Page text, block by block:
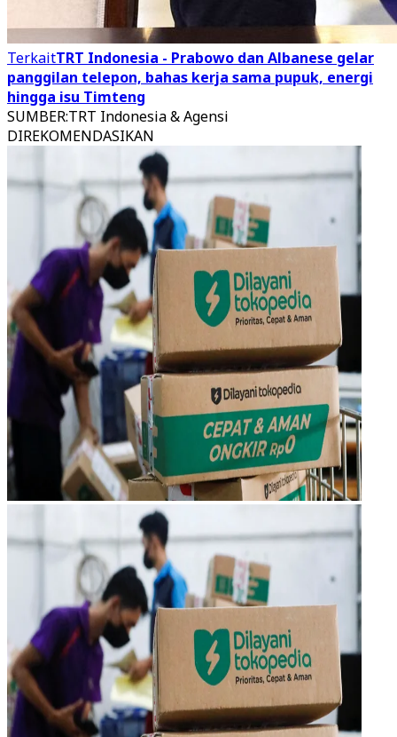
TerkaitTRT Indonesia - Prabowo dan Albanese gelar
panggilan telepon, bahas kerja sama pupuk, energi
hingga isu Timteng
SUMBER:TRT Indonesia & Agensi
DIREKOMENDASIKAN